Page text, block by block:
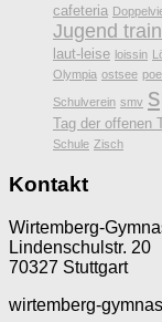
cafeteria
Jugend
laut-leise loissin
Olympia ostsee
Schulverein smv
Tag der offenen
Schule Zisch
Kontakt
Wirtemberg-
Lindenschulstr. 20
70327 Stuttgart
wirtemberg-